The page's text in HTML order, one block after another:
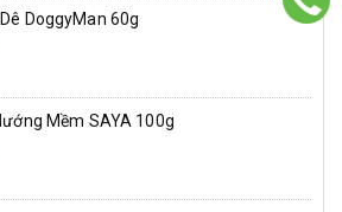
DoggyMan 60g
Mềm SAYA 100g